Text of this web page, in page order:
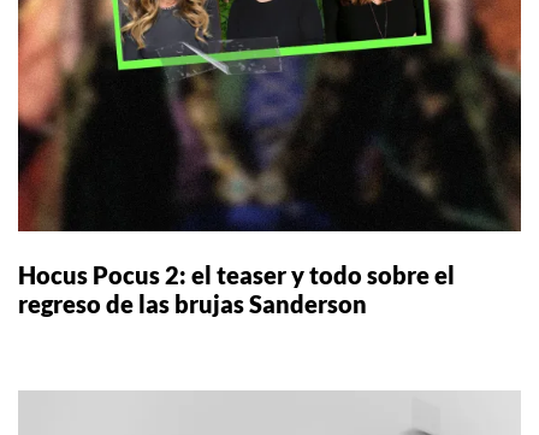
Hocus Pocus 2: el teaser y todo sobre el
regreso de las brujas Sanderson